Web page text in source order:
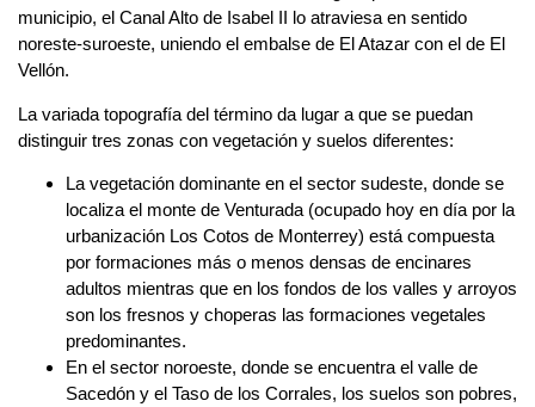
municipio, el Canal Alto de Isabel II lo atraviesa en sentido
noreste-suroeste, uniendo el embalse de El Atazar con el de El
Vellón.
La variada topografía del término da lugar a que se puedan
distinguir tres zonas con vegetación y suelos diferentes:
La vegetación dominante en el sector sudeste, donde se
localiza el monte de Venturada (ocupado hoy en día por la
urbanización Los Cotos de Monterrey) está compuesta
por formaciones más o menos densas de encinares
adultos mientras que en los fondos de los valles y arroyos
son los fresnos y choperas las formaciones vegetales
predominantes.
En el sector noroeste, donde se encuentra el valle de
Sacedón y el Taso de los Corrales, los suelos son pobres,